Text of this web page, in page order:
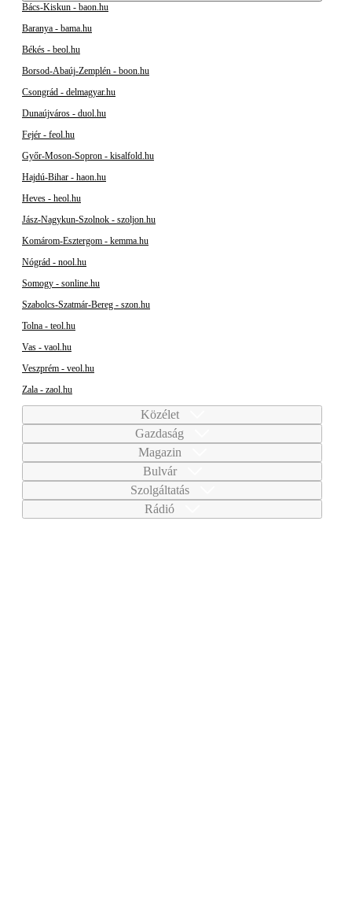
Bács-Kiskun - baon.hu
Baranya - bama.hu
Békés - beol.hu
Borsod-Abaúj-Zemplén - boon.hu
Csongrád - delmagyar.hu
Dunaújváros - duol.hu
Fejér - feol.hu
Győr-Moson-Sopron - kisalfold.hu
Hajdú-Bihar - haon.hu
Heves - heol.hu
Jász-Nagykun-Szolnok - szoljon.hu
Komárom-Esztergom - kemma.hu
Nógrád - nool.hu
Somogy - sonline.hu
Szabolcs-Szatmár-Bereg - szon.hu
Tolna - teol.hu
Vas - vaol.hu
Veszprém - veol.hu
Zala - zaol.hu
Közélet
Gazdaság
Magazin
Bulvár
Szolgáltatás
Rádió